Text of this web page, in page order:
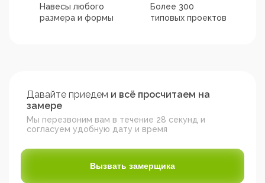
Навесы любого
размера и формы
Более 300
типовых проектов
Давайте приедем и всё просчитаем на
замере
Мы перезвоним вам в течение 28 секунд и
согласуем удобную дату и время
Вызвать замерщика